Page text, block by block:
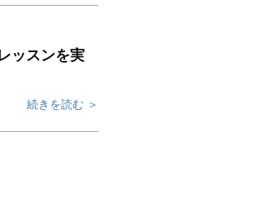
ッスンを実
続きを読む ＞